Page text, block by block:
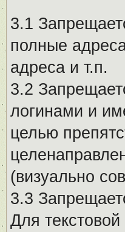
3.1
полные
адреса и т.п.
3.2
логинами и
целью
(визуально
3.3
Для